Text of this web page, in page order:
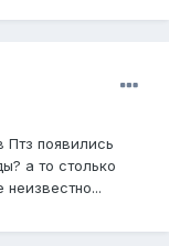
Птз появились
а то столько